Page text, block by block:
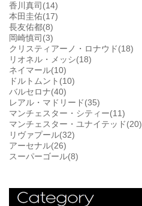
香川真司(14)
本田圭佑(17)
長友佑都(8)
岡崎慎司(3)
クリスティアーノ・ロナウド(18)
リオネル・メッシ(18)
ネイマール(10)
ドルトムント(10)
バルセロナ(40)
レアル・マドリード(35)
マンチェスター・シティー(11)
マンチェスター・ユナイテッド(20)
リヴァプール(32)
アーセナル(26)
スーパーゴール(8)